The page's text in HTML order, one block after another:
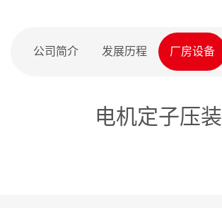
公司简介 发展历程 厂房设备
电机定子压装